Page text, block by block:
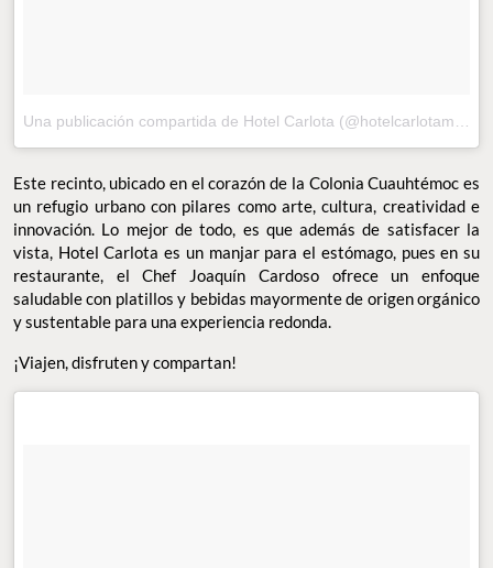
Este recinto, ubicado en el corazón de la Colonia Cuauhtémoc es
un refugio urbano con pilares como arte, cultura, creatividad e
innovación. Lo mejor de todo, es que además de satisfacer la
vista, Hotel Carlota es un manjar para el estómago, pues en su
restaurante, el Chef Joaquín Cardoso ofrece un enfoque
saludable con platillos y bebidas mayormente de origen orgánico
y sustentable para una experiencia redonda.
¡Viajen, disfruten y compartan!